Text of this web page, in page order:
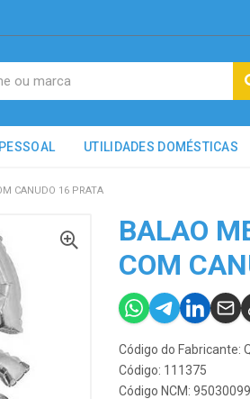
UTILIDADES DOMÉSTICAS
CANUDO 16 PRATA
BALAO
COM
Código do Fabricante:
Código: 111375
Código NCM: 95030099